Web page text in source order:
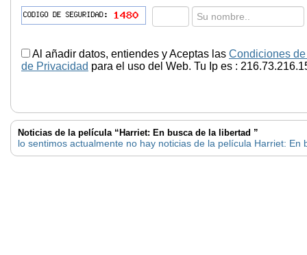
Al añadir datos, entiendes y Aceptas las Condiciones
de Privacidad para el uso del Web. Tu Ip es :
Noticias de la película “Harriet: En busca de la libertad ”
lo sentimos actualmente no hay noticias de la película Harriet: En